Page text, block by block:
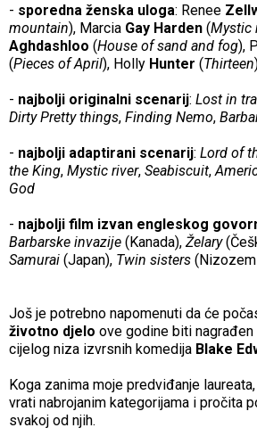
- sporedna ženska uloga: Renee
mountain), Marcia Gay Harden (Mystic
Aghdashloo (House of sand and fog),
(Pieces of April), Holly Hunter (Thirteen
- najbolji originalni scenarij: Lost in
Dirty Pretty things, Finding Nemo,
- najbolji adaptirani scenarij: Lord of
the King, Mystic river, Seabiscuit,
God
- najbolji film izvan engleskog
Barbarske invazije (Kanada), Želary
Samurai (Japan), Twin sisters
Još je potrebno napomenuti da će
životno djelo ove godine biti
cijelog niza izvrsnih komedija Blake
Koga zanima moje predviđanje
vrati nabrojanim kategorijama i pročita
svakoj od njih.